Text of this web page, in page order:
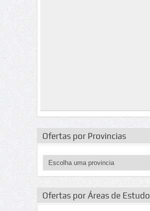
Ofertas por Provincias
Ofertas por Áreas de Estudo